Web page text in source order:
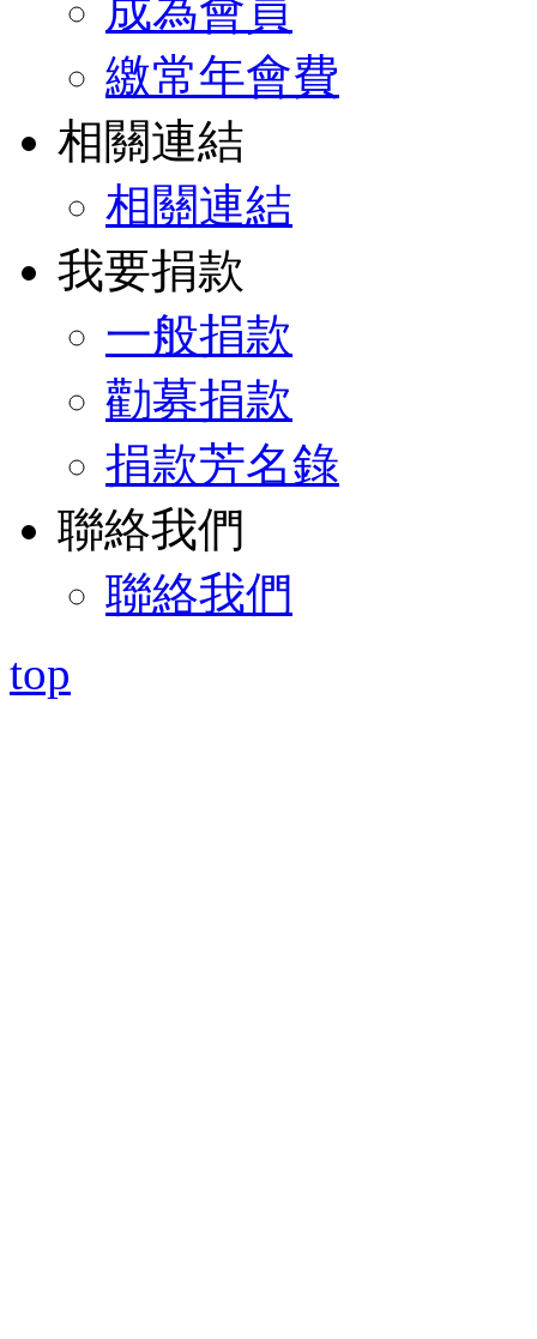
成為會員
繳常年會費
相關連結
相關連結
我要捐款
一般捐款
勸募捐款
捐款芳名錄
聯絡我們
聯絡我們
top